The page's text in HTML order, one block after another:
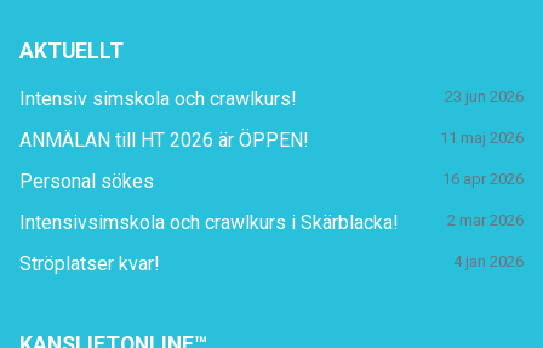
AKTUELLT
Intensiv simskola och crawlkurs! 23 jun 2026
ANMÄLAN till HT 2026 är ÖPPEN! 11 maj 2026
Personal sökes 16 apr 2026
Intensivsimskola och crawlkurs i Skärblacka! 2 mar 2026
Ströplatser kvar! 4 jan 2026